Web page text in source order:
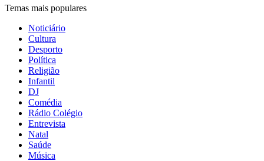
Temas mais populares
Noticiário
Cultura
Desporto
Política
Religião
Infantil
DJ
Comédia
Rádio Colégio
Entrevista
Natal
Saúde
Música